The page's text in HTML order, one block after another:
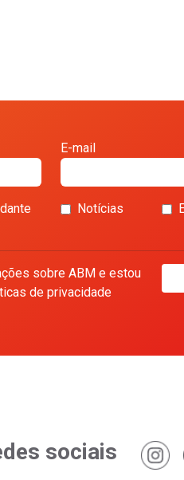
E-mail
Notícias
sobre ABM e estou
de privacidade
sociais